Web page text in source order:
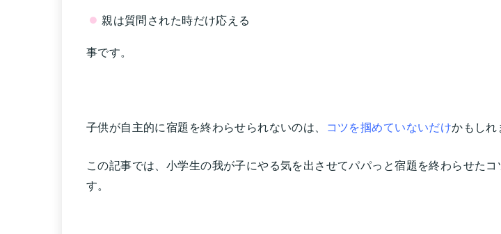
親は質問された時だけ応える
事です。
子供が自主的に宿題を終わらせられないのは、 コツを掴めていないだけかもしれ
この記事では、小学生の我が子にやる気を出させてパパっと宿題を終わらせたコ
す。